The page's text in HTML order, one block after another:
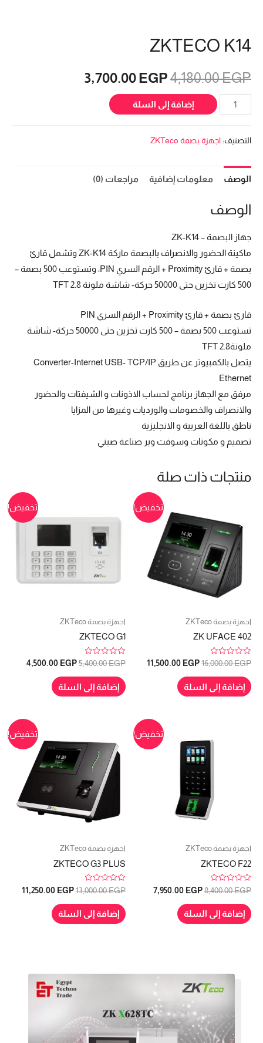
ZKTECO K14
4,180.00EGP
3,700.00EGP
إضافة إلى السلة
التصنيف: اجهزة بصمة ZKTeco
الوصف معلومات إضافية مراجعات (0)
الوصف
جهاز البصمة – ZK-K14
ماكينة الحضور والانصراف بالبصمة ماركة ZK-K14 وتشمل قارئ
بصمة + قارئ Proximity + الرقم السري PIN، وتستوعب 500 بصمة –
500 كارت تخزين حتى 50000 حركة- شاشة ملونة 2.8 TFT
قارئ بصمة + قارئ Proximity + الرقم السري PIN
تستوعب 500 بصمة – 500 كارت تخزين حتى 50000 حركة- شاشة
ملونة2.8 TFT
يتصل بالكمبيوتر عن طريق Converter-Internet USB- TCP/IP
Ethernet
مرفق مع الجهاز برنامج لحساب الاذونات و الشيفتات والحضور
والانصراف والخصومات والورديات وغيرها من المزايا
ناطق باللغة العربية و الانجليزية
تصميم و مكونات وسوفت وير صناعة صيني
منتجات ذات صلة
تخفيض!
اجهزة بصمة ZKTeco
ZK UFACE 402
ت
ل
ت
ق
16,000.00EGP
11,500.00 EGP
إضافة إلى السلة
تخفيض!
اجهزة بصمة ZKTeco
ZKTECO G1
ت
ل
ت
ق
5,400.00EGP
4,500.00 EGP
إضافة إلى السلة
تخفيض!
اجهزة بصمة ZKTeco
ZKTECO F22
ت
م
ل
ت
ق
8,400.00EGP
7,950.00 EGP
إضافة إلى السلة
تخفيض!
اجهزة بصمة ZKTeco
ZKTECO G3 PLUS
ت
م
ل
ت
ق
5
13,000.00EGP
11,250.00 EGP
إضافة إلى السلة